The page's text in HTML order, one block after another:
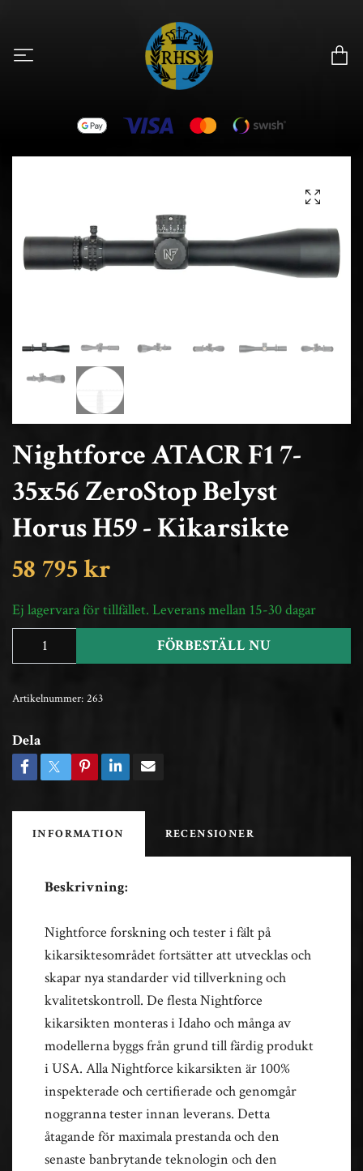
Nightforce ATACR F1 7-
35x56 ZeroStop Belyst
Horus H59 - Kikarsikte
58 795 kr
Ej lagervara för tillfället. Leverans mellan 15-30 dagar
FÖRBESTÄLL NU
Artikelnummer: 263
Dela
INFORMATION RECENSIONER
Beskrivning:
Nightforce forskning och tester i fält på
kikarsiktesområdet fortsätter att utvecklas och
skapar nya standarder vid tillverkning och
kvalitetskontroll. De flesta Nightforce
kikarsikten monteras i Idaho och många av
modellerna byggs från grund till färdig produkt
i USA. Alla Nightforce kikarsikten är 100%
inspekterade och certifierade och genomgår
noggranna tester innan leverans. Detta
åtagande för maximala prestanda och den
senaste banbrytande teknologin och den